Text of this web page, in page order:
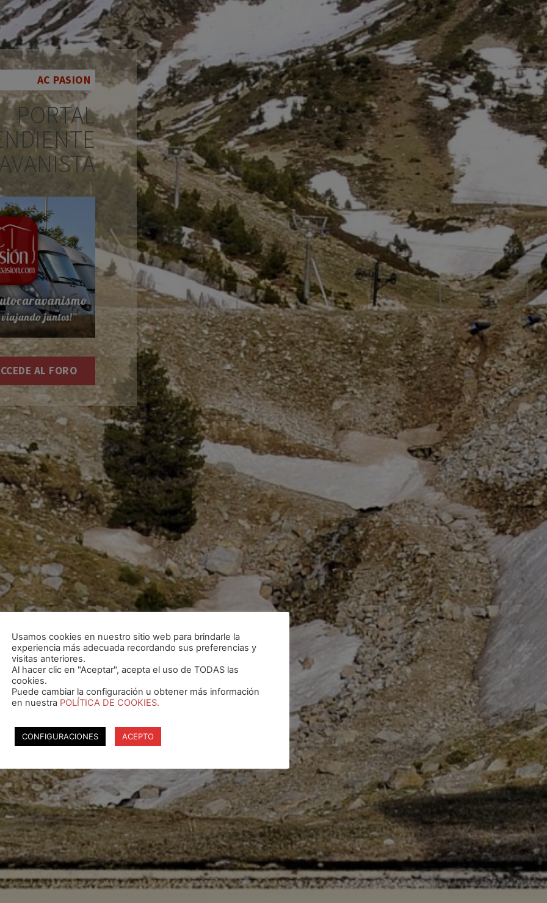
AC PASION
PORTAL
AL FORO
Usamos cookies en nuestro sitio web para brindarle la
experiencia más adecuada recordando sus preferencias y
visitas anteriores.
Al hacer clic en "Aceptar", acepta el uso de TODAS las
cookies.
Puede cambiar la configuración u obtener más información
en nuestra POLÍTICA DE COOKIES.
CONFIGURACIONES ACEPTO